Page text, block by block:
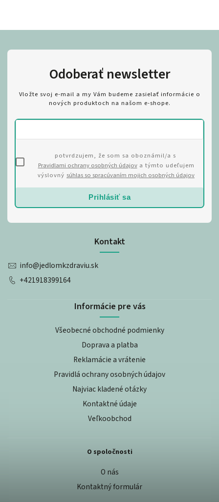
Kontakt
info@jedlomkzdraviu.sk
+421918399164
Informácie pre vás
Všeobecné obchodné podmienky
Doprava a platba
Reklamácie a vrátenie
Pravidlá ochrany osobných údajov
Najviac kladené otázky
Kontaktné údaje
Veľkoobchod
O spoločnosti
O nás
Kontaktný formulár
Odoberať newsletter
Vložte svoj e-mail a my Vám budeme zasielať informácie o
nových produktoch na našom e-shope.
potvrdzujem, že som sa oboznámil/a s
Pravidlami ochrany osobných údajova týmto udeľujem
výslovný súhlas so spracúvaním mojich osobných údajov
Prihlásiť sa